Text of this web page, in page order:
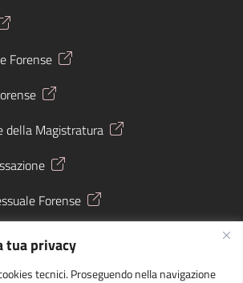
tua privacy
tecnici. Proseguendo nella navigazione
Forense
della Magistratura
Forense